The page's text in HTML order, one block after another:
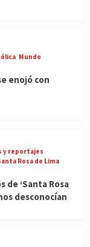
Mundo
enojó con
y reportajes
Rosa de Lima
de ‘Santa Rosa
desconocían